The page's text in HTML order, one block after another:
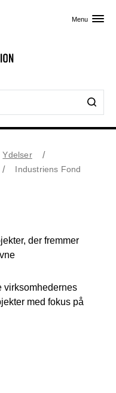
Menu
Ydelser
Industriens Fond
der fremmer
virksomhedernes
med fokus på